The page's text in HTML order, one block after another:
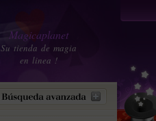
Magicaplanet
Su tienda de magia
en linea !